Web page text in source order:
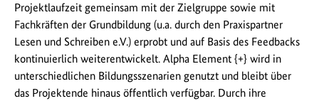
Projektlaufzeit gemeinsam mit der Zielgruppe sowie mit
Fachkräften der Grundbildung (u.a. durch den Praxispartner
Lesen und Schreiben e.V.) erprobt und auf Basis des Feedbacks
kontinuierlich weiterentwickelt. Alpha Element {+} wird in
unterschiedlichen Bildungsszenarien genutzt und bleibt über
das Projektende hinaus öffentlich verfügbar. Durch ihre